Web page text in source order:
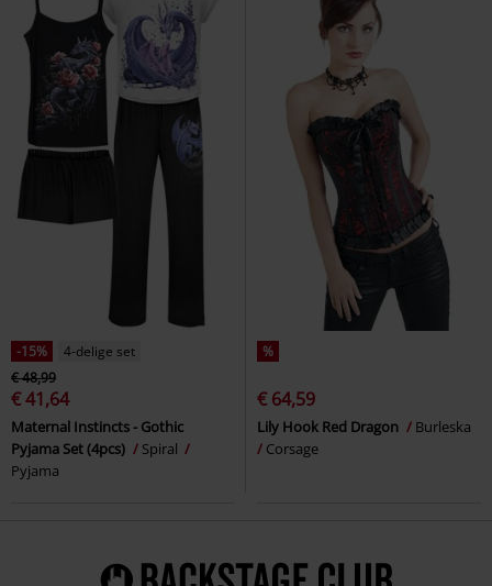
-15%
4-delige set
€ 48,99
€ 41,64
Maternal Instincts - Gothic
Pyjama Set (4pcs)
Spiral
Pyjama
%
€ 64,59
Lily Hook Red Dragon
Burleska
Corsage